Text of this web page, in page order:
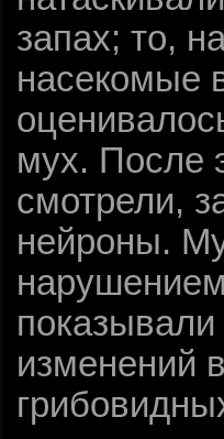
запах; то,
насекомые
мух. После
смотрели,
нейроны.
показывали
изменений